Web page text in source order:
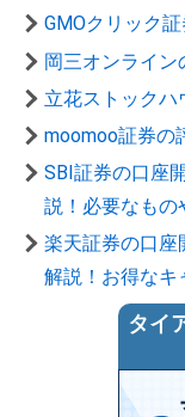
GMOクリック
岡三オンライン
立花ストックハ
moomoo証券の
SBI証券の口座
説！必要なもの
楽天証券の口座
解説！お得なキ
タイ